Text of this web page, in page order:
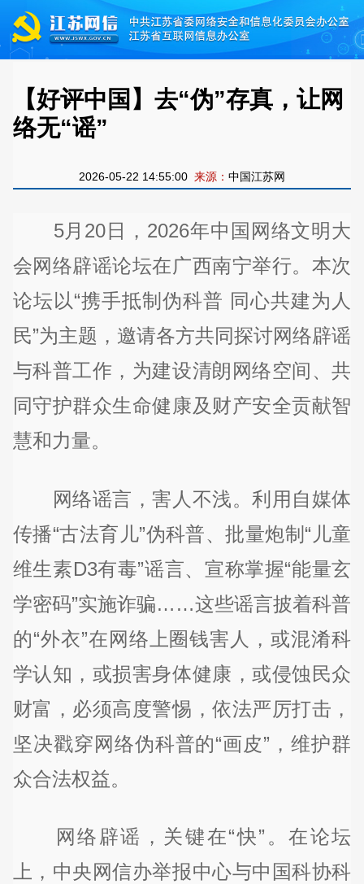
【好评中国】去“伪”存真，让网
络无“谣”
2026-05-22 14:55:00 来源： 中国江苏网
5月20日，2026年中国网络文明大
会网络辟谣论坛在广西南宁举行。本次
论坛以“携手抵制伪科普 同心共建为人
民”为主题，邀请各方共同探讨网络辟谣
与科普工作，为建设清朗网络空间、共
同守护群众生命健康及财产安全贡献智
慧和力量。
网络谣言，害人不浅。利用自媒体
传播“古法育儿”伪科普、批量炮制“儿童
维生素D3有毒”谣言、宣称掌握“能量玄
学密码”实施诈骗……这些谣言披着科普
的“外衣”在网络上圈钱害人，或混淆科
学认知，或损害身体健康，或侵蚀民众
财富，必须高度警惕，依法严厉打击，
坚决戳穿网络伪科普的“画皮”，维护群
众合法权益。
网络辟谣，关键在“快”。在论坛
上，中央网信办举报中心与中国科协科